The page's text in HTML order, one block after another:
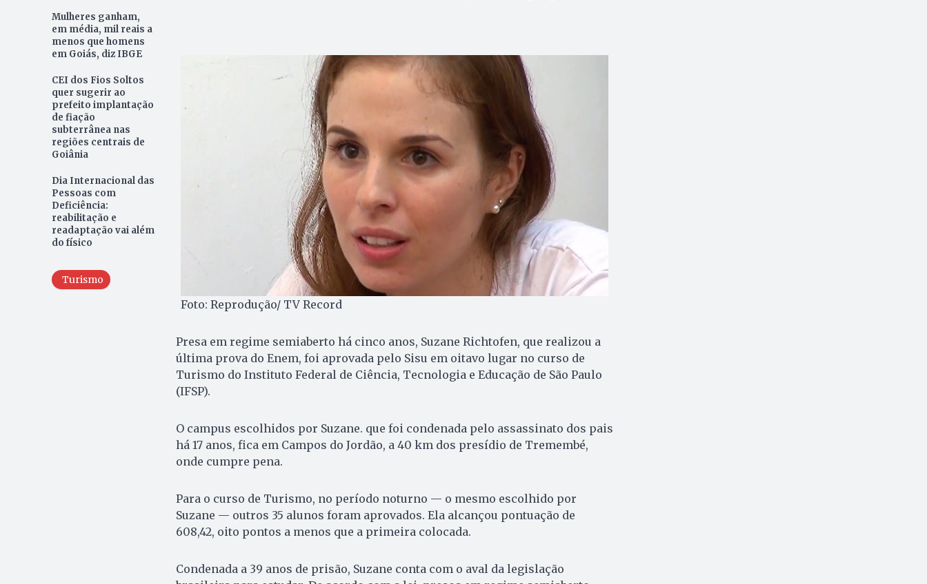
Mulheres ganham,
em média, mil reais a
menos que homens
em Goiás, diz IBGE
CEI dos Fios Soltos
quer sugerir ao
prefeito implantação
de fiação
subterrânea nas
regiões centrais de
Goiânia
Dia Internacional das
Pessoas com
Deficiência:
reabilitação e
readaptação vai além
do físico
Turismo
Foto: Reprodução/ TV Record
Presa em regime semiaberto há cinco anos, Suzane Richtofen, que realizou a
última prova do Enem, foi aprovada pelo Sisu em oitavo lugar no curso de
Turismo do Instituto Federal de Ciência, Tecnologia e Educação de São Paulo
(IFSP).
O campus escolhidos por Suzane. que foi condenada pelo assassinato dos pais
há 17 anos, fica em Campos do Jordão, a 40 km dos presídio de Tremembé,
onde cumpre pena.
Para o curso de Turismo, no período noturno — o mesmo escolhido por
Suzane — outros 35 alunos foram aprovados. Ela alcançou pontuação de
608,42, oito pontos a menos que a primeira colocada.
Condenada a 39 anos de prisão, Suzane conta com o aval da legislação